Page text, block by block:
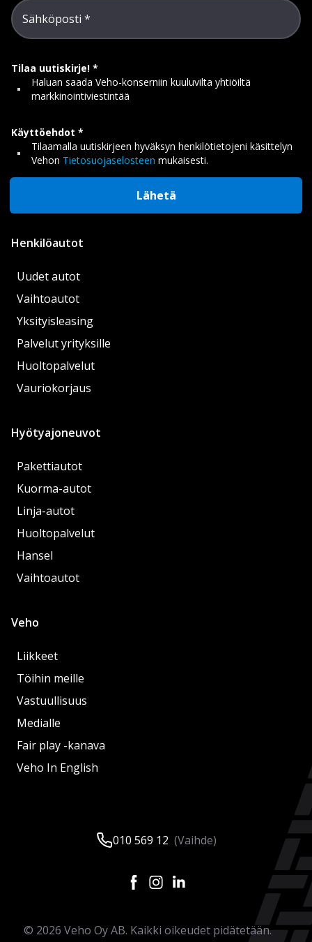
Sähköposti
Tilaa uutiskirje!
Haluan saada Veho-konserniin kuuluvilta yhtiöiltä
markkinointiviestintää
Käyttöehdot
Tilaamalla uutiskirjeen hyväksyn henkilötietojeni käsittelyn
Vehon Tietosuojaselosteen mukaisesti.
Lähetä
Henkilöautot
Uudet autot
Vaihtoautot
Yksityisleasing
Palvelut yrityksille
Huoltopalvelut
Vauriokorjaus
Hyötyajoneuvot
Pakettiautot
Kuorma-autot
Linja-autot
Huoltopalvelut
Hansel
Vaihtoautot
Veho
Liikkeet
Töihin meille
Vastuullisuus
Medialle
Fair play -kanava
Veho In English
010 569 12 (Vaihde)
© 2026 Veho Oy AB. Kaikki oikeudet pidätetään.